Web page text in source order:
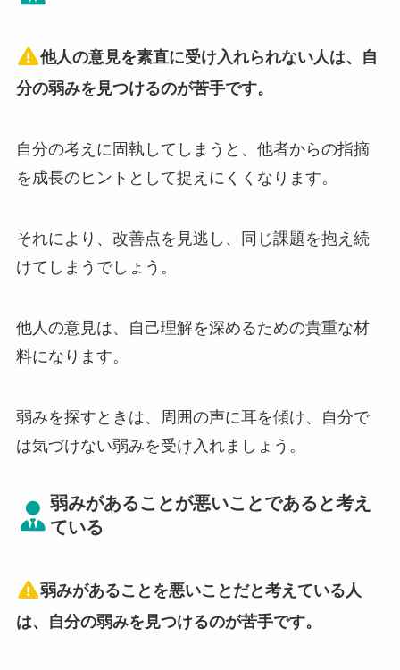
他人の意見を素直に受け入れられない人は、自
分の弱みを見つけるのが苦手です。
自分の考えに固執してしまうと、他者からの指摘
を成長のヒントとして捉えにくくなります。
それにより、改善点を見逃し、同じ課題を抱え続
けてしまうでしょう。
他人の意見は、自己理解を深めるための貴重な材
料になります。
弱みを探すときは、周囲の声に耳を傾け、自分で
は気づけない弱みを受け入れましょう。
弱みがあることが悪いことであると考え
ている
弱みがあることを悪いことだと考えている人
は、自分の弱みを見つけるのが苦手です。